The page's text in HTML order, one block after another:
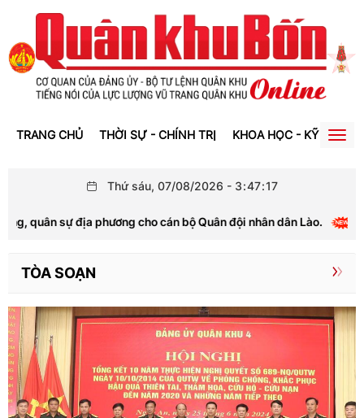
TRANG CHỦ THỜI SỰ - CHÍNH TRỊ KHOA HỌC - KỸ THUẬT
Thứ sáu, 07/08/2026 - 3:47:19
cho cán bộ Quân đội nhân dân Lào. V-League 2026-
TÒA SOẠN